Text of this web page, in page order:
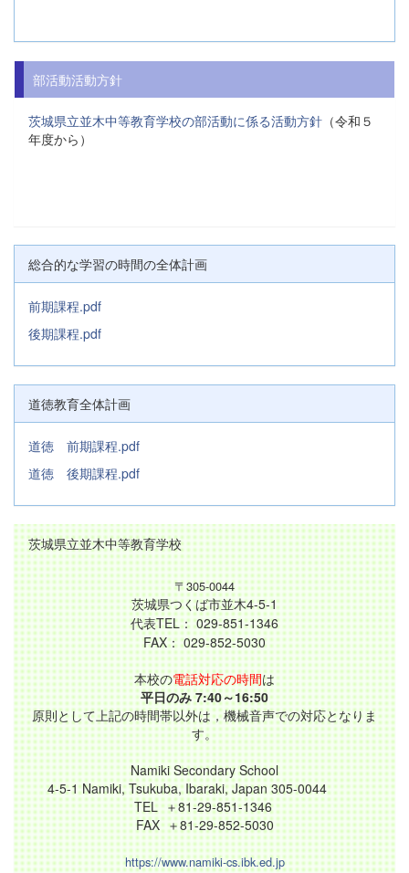
部活動活動方針
茨城県立並木中等教育学校の部活動に係る活動方針 （令和５
年度から）
総合的な学習の時間の全体計画
前期課程.pdf
後期課程.pdf
道徳教育全体計画
道徳 前期課程.pdf
道徳 後期課程.pdf
茨城県立並木中等教育学校
〒305-0044
茨城県つくば市並木4-5-1
代表TEL： 029-851-1346
FAX： 029-852-5030
本校の電話対応の時間は
平日のみ 7:40～16:50
原則として上記の時間帯以外は，機械音声での対応となりま
す。
Namiki Secondary School
4-5-1 Namiki, Tsukuba, Ibaraki, Japan 305-0044
TEL ＋81-29-851-1346
FAX ＋81-29-852-5030
https://www.namiki-cs.ibk.ed.jp